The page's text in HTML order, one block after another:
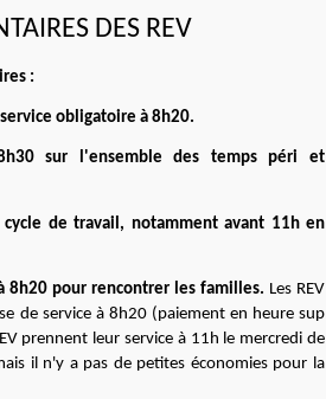
DES REV
:
obligatoire à 8h20.
sur l'ensemble des temps péri et
de travail, notamment avant 11h en
8h20 pour rencontrer les familles. Les REV
de service à 8h20 (paiement en heure sup
prennent leur service à 11h le mercredi de
il n'y a pas de petites économies pour la